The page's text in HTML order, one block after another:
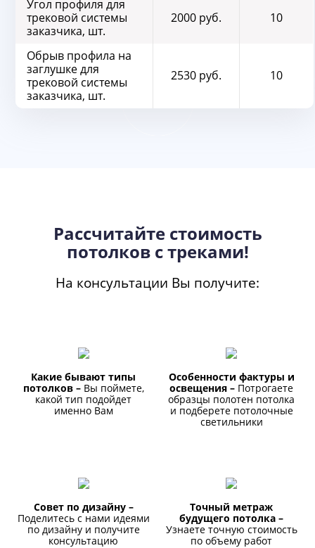
Угол профиля для
трековой системы
заказчика, шт.
2000 руб. 10
Обрыв профила на
заглушке для
трековой системы
заказчика, шт.
2530 руб. 10
Рассчитайте стоимость
потолков с треками!
На консультации Вы получите:
Какие бывают типы
потолков – Вы поймете,
какой тип подойдет
именно Вам
Особенности фактуры и
освещения – Потрогаете
образцы полотен потолка
и подберете потолочные
светильники
Совет по дизайну –
Поделитесь с нами идеями
по дизайну и получите
консультацию
Точный метраж
будущего потолка –
Узнаете точную стоимость
по объему работ